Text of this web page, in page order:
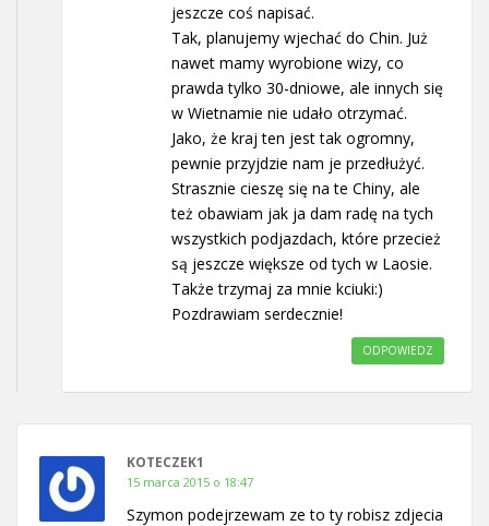
jeszcze coś napisać.
Tak, planujemy wjechać do Chin. Już
nawet mamy wyrobione wizy, co
prawda tylko 30-dniowe, ale innych się
w Wietnamie nie udało otrzymać.
Jako, że kraj ten jest tak ogromny,
pewnie przyjdzie nam je przedłużyć.
Strasznie cieszę się na te Chiny, ale
też obawiam jak ja dam radę na tych
wszystkich podjazdach, które przecież
są jeszcze większe od tych w Laosie.
Także trzymaj za mnie kciuki:)
Pozdrawiam serdecznie!
ODPOWIEDZ
KOTECZEK1
15 marca 2015 o 18:47
Szymon podejrzewam ze to ty robisz zdjecia